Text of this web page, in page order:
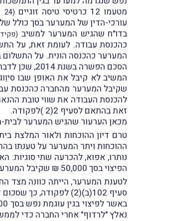
מטעמו 12 כרטיסי טיסה זוגיים
(24 כרטיסים בסך הכל)
עורכי-הדין של המערער בסך כולל של 200,263 ₪ בתוספת מע"מ.
בדו"ח שהגיש המערער למשיב
הסכם הפשרה בשנת 2014, שכּן לדבריו נקבע בהסכם הפשרה כי החברה תשלם את המס בגינם.
זאת בהתאם לסעיף 2(2 )לפקודה.
מכאן הערעור שהגיש המערער
טרם דיון ההוכחות ולאור המלצת
ההוכחות וִיתר המערער על טענתו
הפיצוי בסך 50,000 ₪ שקיבל המערער בגין "עוגמת נפש".
לטענת המערער, הייתה כוונה מצד
סעיף 102(ב)(2) לפקודה, כך שסכום זה בהסכם הפשרה אשר נועד לפַצותו בגין העובדה שההקצאה בסופו של יום לא הושלמה, ראוי להיות ממוסה כהכנסה הונית.
נאלץ "לרדוף" אחרי החברה כדי לממש